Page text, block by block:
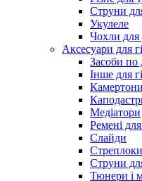
Струни
Укулеле
Чохли для
Аксесуари для
Засоби по
Інше для
Камертони
Медіатори
Ремені для
Слайди
Стреплоки
Струни
Тюнери і